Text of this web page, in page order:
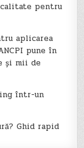
calitate pentru
aplicarea
pune în
și mii de
într-un
Ghid rapid